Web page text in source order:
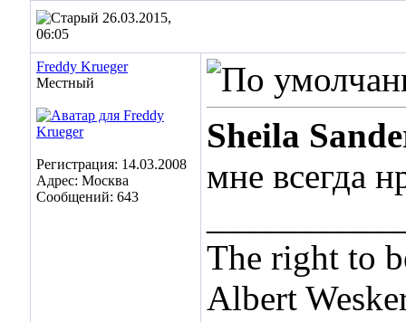
26.03.2015,
06:05
Freddy Krueger
Местный
Регистрация: 14.03.2008
Адрес: Москва
Сообщений: 643
Sheila
мне всегда
The right to
Albert